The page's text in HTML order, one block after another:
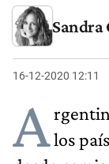
Sandra
16-12-2020 12:11
Alos